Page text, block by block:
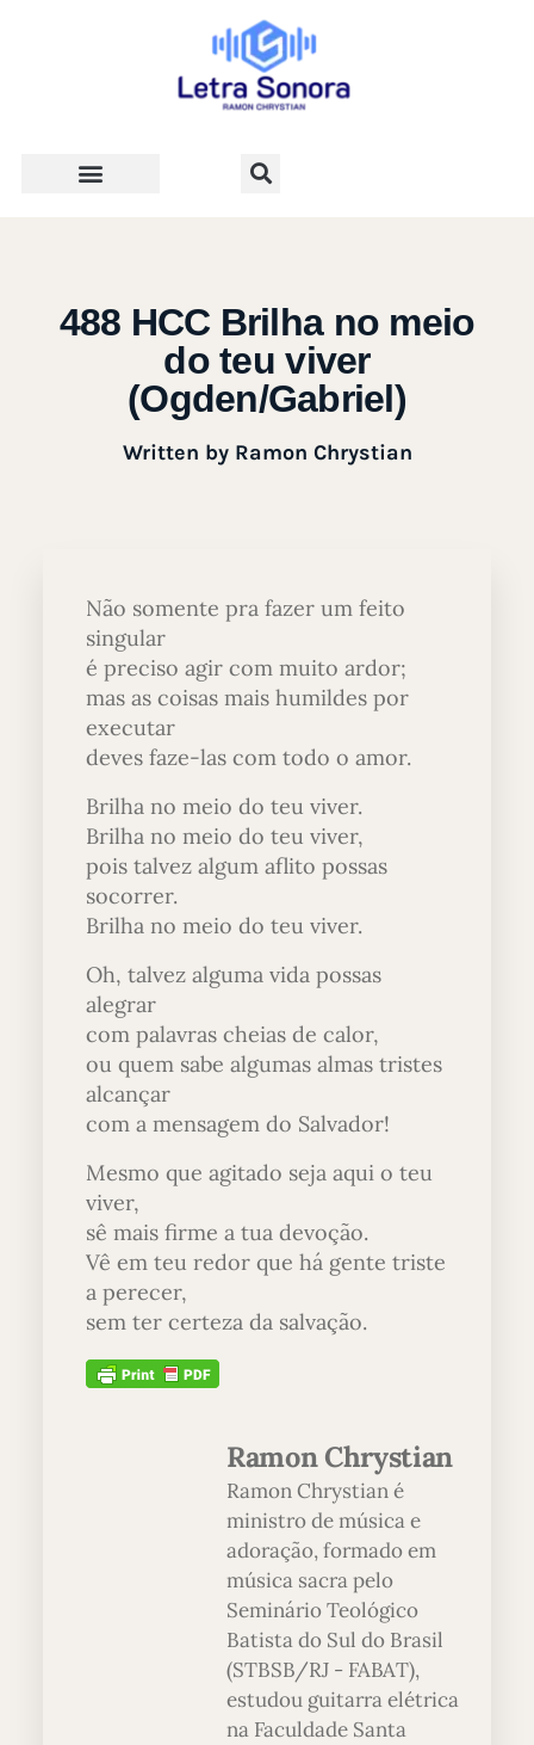
488 HCC Brilha no meio
do teu viver
(Ogden/Gabriel)
Written byRamon Chrystian
Não somente pra fazer um feito
singular
é preciso agir com muito ardor;
mas as coisas mais humildes por
executar
deves faze-las com todo o amor.
Brilha no meio do teu viver.
Brilha no meio do teu viver,
pois talvez algum aflito possas
socorrer.
Brilha no meio do teu viver.
Oh, talvez alguma vida possas
alegrar
com palavras cheias de calor,
ou quem sabe algumas almas tristes
alcançar
com a mensagem do Salvador!
Mesmo que agitado seja aqui o teu
viver,
sê mais firme a tua devoção.
Vê em teu redor que há gente triste
a perecer,
sem ter certeza da salvação.
Ramon Chrystian
Ramon Chrystian é
ministro de música e
adoração, formado em
música sacra pelo
Seminário Teológico
Batista do Sul do Brasil
(STBSB/RJ - FABAT),
estudou guitarra elétrica
na Faculdade Santa